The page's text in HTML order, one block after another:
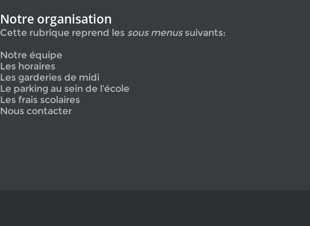
Notre organisation
Cette rubrique reprend les sous menussuivants:
Notre équipe
Les horaires
Les garderies de midi
Le parking au sein de l’école
Les frais scolaires
Nous contacter